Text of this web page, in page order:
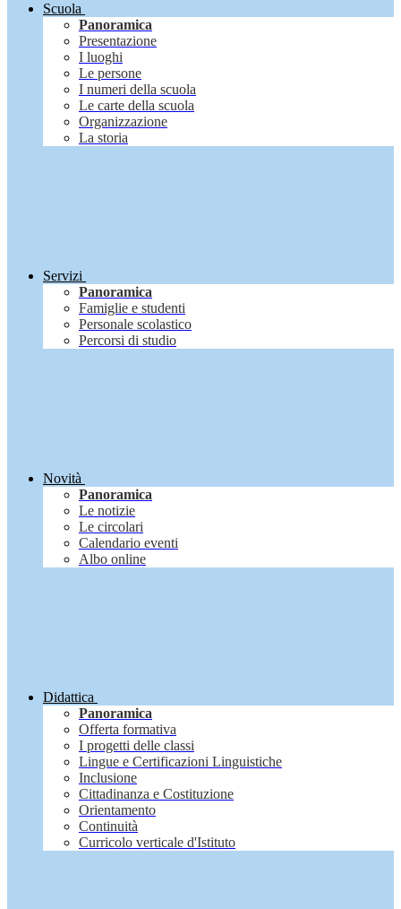
Scuola
Panoramica
Presentazione
I luoghi
Le persone
I numeri della scuola
Le carte della scuola
Organizzazione
La storia
Servizi
Panoramica
Famiglie e studenti
Personale scolastico
Percorsi di studio
Novità
Panoramica
Le notizie
Le circolari
Calendario eventi
Albo online
Didattica
Panoramica
Offerta formativa
I progetti delle classi
Lingue e Certificazioni Linguistiche
Inclusione
Cittadinanza e Costituzione
Orientamento
Continuità
Curricolo verticale d'Istituto